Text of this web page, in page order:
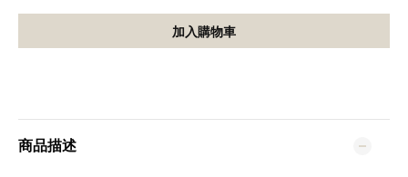
加入購物車
商品描述